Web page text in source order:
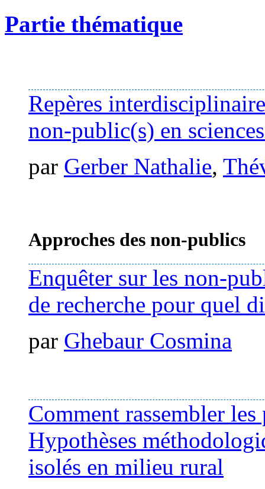
Partie thématique
Repères
non-public(s) en
par Gerber Nathalie,
Approches des non-publics
Enquêter sur les non-
de recherche pour quel
par Ghebaur Cosmina
Comment rassembler
Hypothèses
isolés en milieu rural